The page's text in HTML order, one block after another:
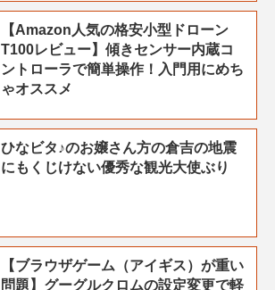
【Amazon人気の格安小型ドローン
T100レビュー】傾きセンサー内蔵コ
ントローラで簡単操作！入門用にめち
ゃオススメ
ひなビタ♪のお嬢さん方の倉吉の地震
にもくじけない優秀な観光大使ぶり
【ブラウザゲーム（アイギス）が重い
問題】グーグルクロムの設定変更で軽